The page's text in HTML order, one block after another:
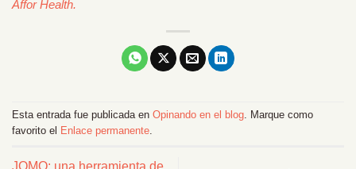
Affor Health.
Esta entrada fue publicada en Opinando en el blog . Marque como
favorito el Enlace permanente
JOMO: una herramienta de